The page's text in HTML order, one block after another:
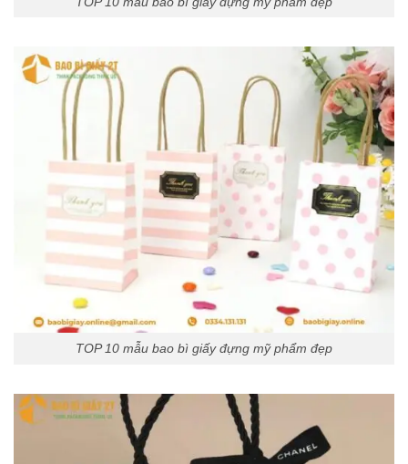
TOP 10 mẫu bao bì giấy đựng mỹ phẩm đẹp